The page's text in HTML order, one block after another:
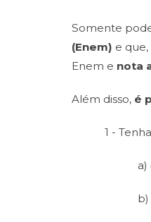
Somente
(Enem) e
Enem e nota
Além disso, é
1 -